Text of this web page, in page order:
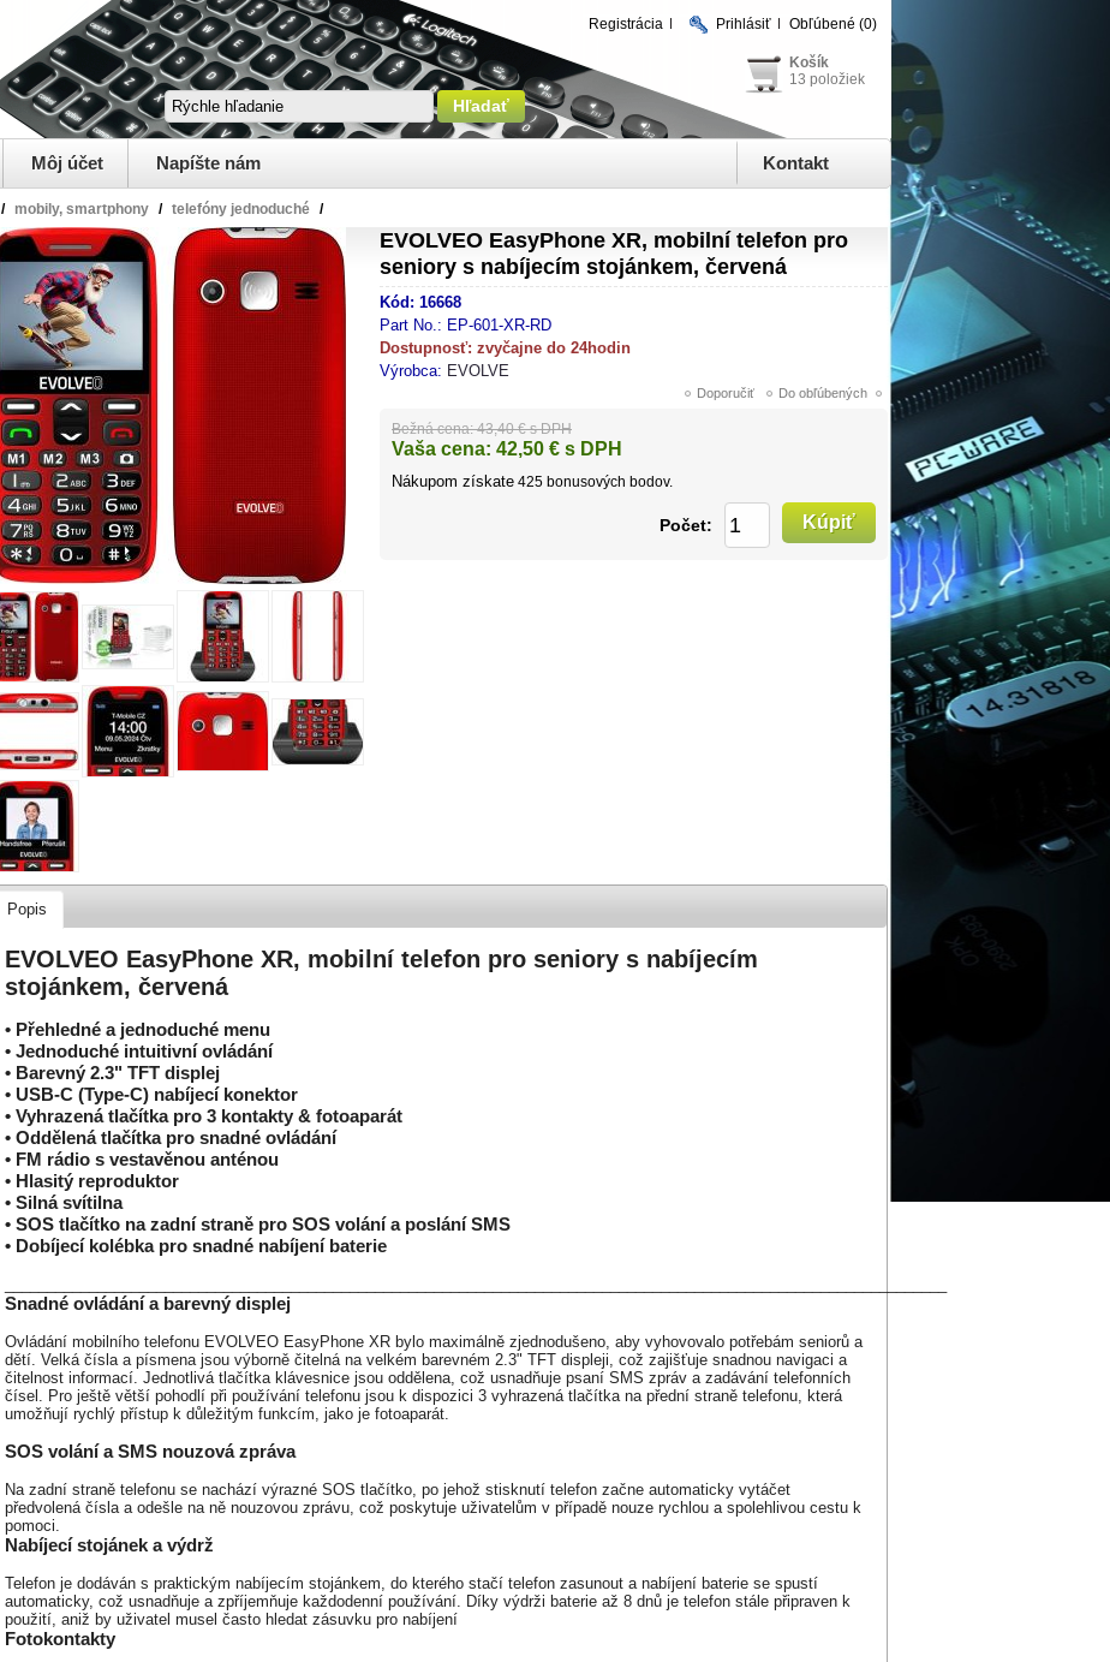
Registrácia Prihlásiť Obľúbené (0)
Košík
13 položiek
Môj účet Napíšte nám Kontakt
/ mobily, smartphony / telefóny jednoduché /
EVOLVEO EasyPhone XR, mobilní telefon pro
seniory s nabíjecím stojánkem, červená
Kód: 16668
Part No.: EP-601-XR-RD
Dostupnosť: zvyčajne do 24hodin
Výrobca: EVOLVE
Bežná cena: 43,40 € s DPH
Vaša cena: 42,50 € s DPH
Nákupom získate 425 bonusových bodov.
Počet:
Popis
EVOLVEO EasyPhone XR, mobilní telefon pro seniory s nabíjecím
stojánkem, červená
• Přehledné a jednoduché menu
• Jednoduché intuitivní ovládání
• Barevný 2.3" TFT displej
• USB-C (Type-C) nabíjecí konektor
• Vyhrazená tlačítka pro 3 kontakty & fotoaparát
• Oddělená tlačítka pro snadné ovládání
• FM rádio s vestavěnou anténou
• Hlasitý reproduktor
• Silná svítilna
• SOS tlačítko na zadní straně pro SOS volání a poslání SMS
• Dobíjecí kolébka pro snadné nabíjení baterie
Snadné ovládání a barevný displej
Ovládání mobilního telefonu EVOLVEO EasyPhone XR bylo maximálně zjednodušeno, aby vyhovovalo potřebám seniorů a
dětí. Velká čísla a písmena jsou výborně čitelná na velkém barevném 2.3" TFT displeji, což zajišťuje snadnou navigaci a
čitelnost informací. Jednotlivá tlačítka klávesnice jsou oddělena, což usnadňuje psaní SMS zpráv a zadávání telefonních
čísel. Pro ještě větší pohodlí při používání telefonu jsou k dispozici 3 vyhrazená tlačítka na přední straně telefonu, která
umožňují rychlý přístup k důležitým funkcím, jako je fotoaparát.
SOS volání a SMS nouzová zpráva
Na zadní straně telefonu se nachází výrazné SOS tlačítko, po jehož stisknutí telefon začne automaticky vytáčet
předvolená čísla a odešle na ně nouzovou zprávu, což poskytuje uživatelům v případě nouze rychlou a spolehlivou cestu k
pomoci.
Nabíjecí stojánek a výdrž
Telefon je dodáván s praktickým nabíjecím stojánkem, do kterého stačí telefon zasunout a nabíjení baterie se spustí
automaticky, což usnadňuje a zpříjemňuje každodenní používání. Díky výdrži baterie až 8 dnů je telefon stále připraven k
použití, aniž by uživatel musel často hledat zásuvku pro nabíjení
Fotokontakty